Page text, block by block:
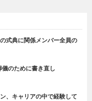
式典に関係メンバー全員の
のために書き直し
、キャリアの中で経験して